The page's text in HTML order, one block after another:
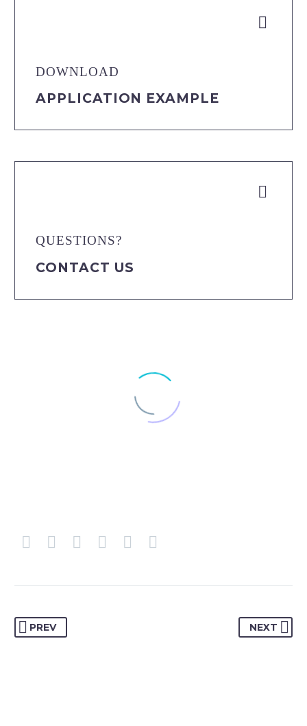


DOWNLOAD
APPLICATION EXAMPLE


QUESTIONS?
CONTACT US
PREV NEXT